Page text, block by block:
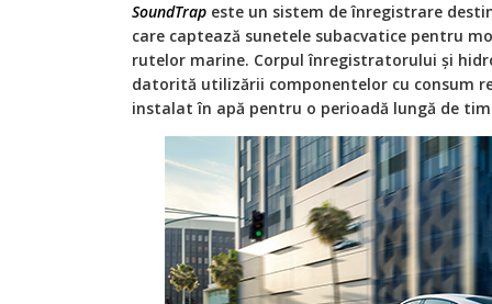
SoundTrap este un sistem de înregistrare
care captează sunetele subacvatice pentru
rutelor marine. Corpul înregistratorului și
datorită utilizării componentelor cu consum
instalat în apă pentru o perioadă lungă de